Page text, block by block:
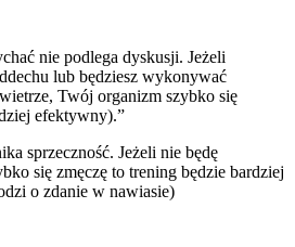
nie podlega dyskusji. Jeżeli
lub będziesz wykonywać
Twój organizm szybko się
efektywny).”
sprzeczność. Jeżeli nie będę
się zmęczę to trening będzie bardziej
o zdanie w nawiasie)